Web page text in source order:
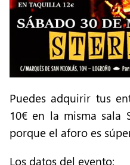
Puedes adquirir tus
10€ en la misma sala
porque el aforo es
Los datos del evento: